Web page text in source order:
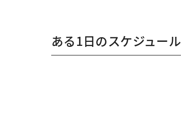
ある1日のスケジュール